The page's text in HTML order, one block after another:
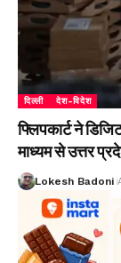
दिल्ली देश-विदेश
फ्लिपकार्ट ने
माध्यम से उत्तर
Lokesh Badoni